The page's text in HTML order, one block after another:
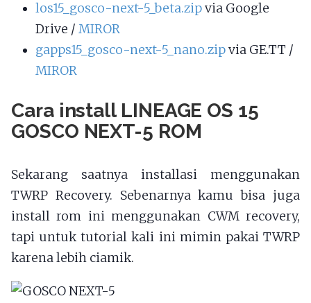
los15_gosco-next-5_beta.zipvia Google
Drive /MIROR
gapps15_gosco-next-5_nano.zipvia GE.TT /
MIROR
Cara install LINEAGE OS 15
GOSCO NEXT-5 ROM
Sekarang saatnya installasi menggunakan
TWRP Recovery. Sebenarnya kamu bisa juga
install rom ini menggunakan CWM recovery,
tapi untuk tutorial kali ini mimin pakai TWRP
karena lebih ciamik.